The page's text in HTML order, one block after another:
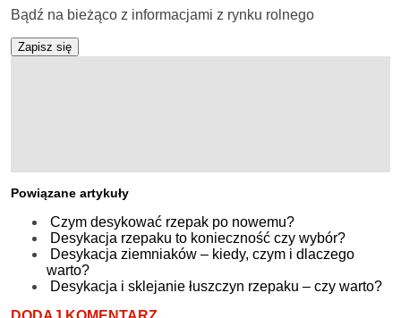
Bądź na bieżąco z informacjami z rynku rolnego
Zapisz się
Powiązane artykuły
Czym desykować rzepak po nowemu?
Desykacja rzepaku to konieczność czy wybór?
Desykacja ziemniaków – kiedy, czym i dlaczego
warto?
Desykacja i sklejanie łuszczyn rzepaku – czy warto?